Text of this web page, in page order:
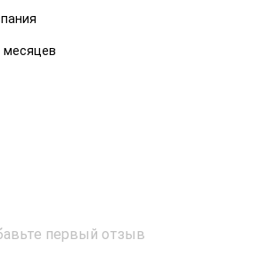
месяцев
первый отзыв